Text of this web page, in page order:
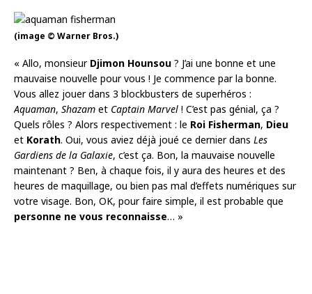
(image © Warner Bros.)
« Allo, monsieur Djimon Hounsou ? J’ai une bonne et une
mauvaise nouvelle pour vous ! Je commence par la bonne.
Vous allez jouer dans 3 blockbusters de superhéros :
Aquaman, Shazam et Captain Marvel ! C’est pas génial, ça ?
Quels rôles ? Alors respectivement : le Roi Fisherman, Dieu
et Korath. Oui, vous aviez déjà joué ce dernier dans Les
Gardiens de la Galaxie, c’est ça. Bon, la mauvaise nouvelle
maintenant ? Ben, à chaque fois, il y aura des heures et des
heures de maquillage, ou bien pas mal d’effets numériques sur
votre visage. Bon, OK, pour faire simple, il est probable que
personne ne vous reconnaisse… »